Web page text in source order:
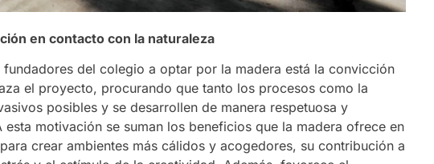
en contacto con la naturaleza
del colegio a optar por la madera está la convicción
el proyecto, procurando que tanto los procesos como la
posibles y se desarrollen de manera respetuosa y
motivación se suman los beneficios que la madera ofrece en
crear ambientes más cálidos y acogedores, su contribución a